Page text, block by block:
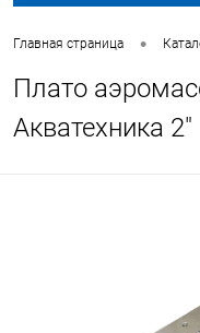
Главная страница •
Плато
Акватехника